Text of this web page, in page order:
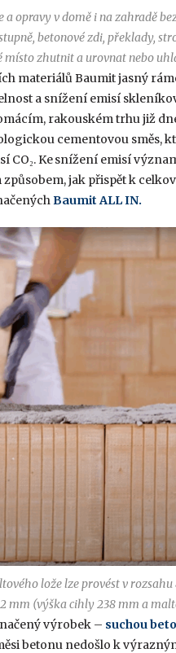
opravy v domě i na zahradě
betonové zdi, překlady,
místo zhutnit a urovnat nebo
materiálů Baumit jasný
a snížení emisí
rakouském trhu již
cementovou směs,
CO₂. Ke snížení emisí
jak přispět k
Baumit ALL IN.
lože lze provést v rozsahu
mm (výška cihly 238 mm a
výrobek – suchou
betonu nedošlo k